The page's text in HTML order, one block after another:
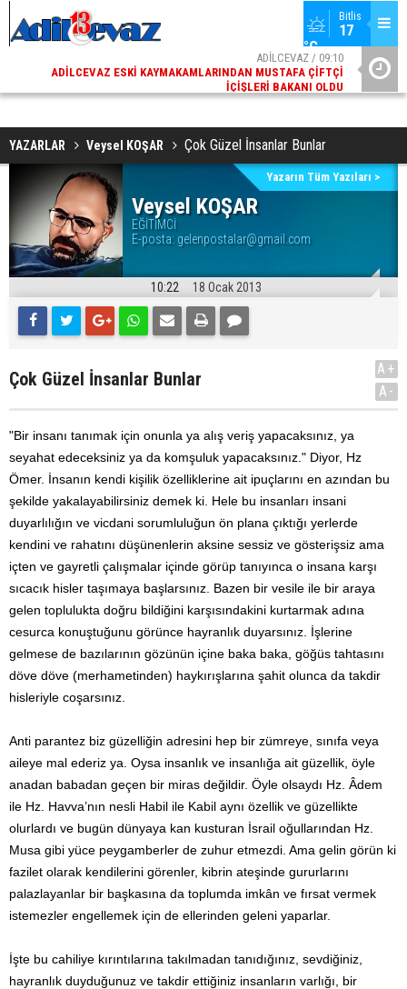
Bitlis
17
°C
ADİLCEVAZ / 09:10
ADILCEVAZ ESKI KAYMAKAMLARINDAN MUSTAFA ÇIFTÇI
İÇIŞLERI BAKANI OLDU
YAZARLAR Veysel KOŞAR Çok Güzel İnsanlar Bunlar
Veysel KOŞAR
EĞİTİMCİ
E-posta: gelenpostalar@gmail.com
Yazarın Tüm Yazıları >
10:22 18 Ocak 2013
Çok Güzel İnsanlar Bunlar
A+
A-
"Bir insanı tanımak için onunla ya alış veriş yapacaksınız, ya
seyahat edeceksiniz ya da komşuluk yapacaksınız." Diyor, Hz
Ömer. İnsanın kendi kişilik özelliklerine ait ipuçlarını en azından bu
şekilde yakalayabilirsiniz demek ki. Hele bu insanları insani
duyarlılığın ve vicdani sorumluluğun ön plana çıktığı yerlerde
kendini ve rahatını düşünenlerin aksine sessiz ve gösterişsiz ama
içten ve gayretli çalışmalar içinde görüp tanıyınca o insana karşı
sıcacık hisler taşımaya başlarsınız. Bazen bir vesile ile bir araya
gelen toplulukta doğru bildiğini karşısındakini kurtarmak adına
cesurca konuştuğunu görünce hayranlık duyarsınız. İşlerine
gelmese de bazılarının gözünün içine baka baka, göğüs tahtasını
döve döve (merhametinden) haykırışlarına şahit olunca da takdir
hisleriyle coşarsınız.
Anti parantez biz güzelliğin adresini hep bir zümreye, sınıfa veya
aileye mal ederiz ya. Oysa insanlık ve insanlığa ait güzellik, öyle
anadan babadan geçen bir miras değildir. Öyle olsaydı Hz. Âdem
ile Hz. Havva’nın nesli Habil ile Kabil aynı özellik ve güzellikte
olurlardı ve bugün dünyaya kan kusturan İsrail oğullarından Hz.
Musa gibi yüce peygamberler de zuhur etmezdi. Ama gelin görün ki
fazilet olarak kendilerini görenler, kibrin ateşinde gururlarını
palazlayanlar bir başkasına da toplumda imkân ve fırsat vermek
istemezler engellemek için de ellerinden geleni yaparlar.
İşte bu cahiliye kırıntılarına takılmadan tanıdığınız, sevdiğiniz,
hayranlık duyduğunuz ve takdir ettiğiniz insanların varlığı, bir